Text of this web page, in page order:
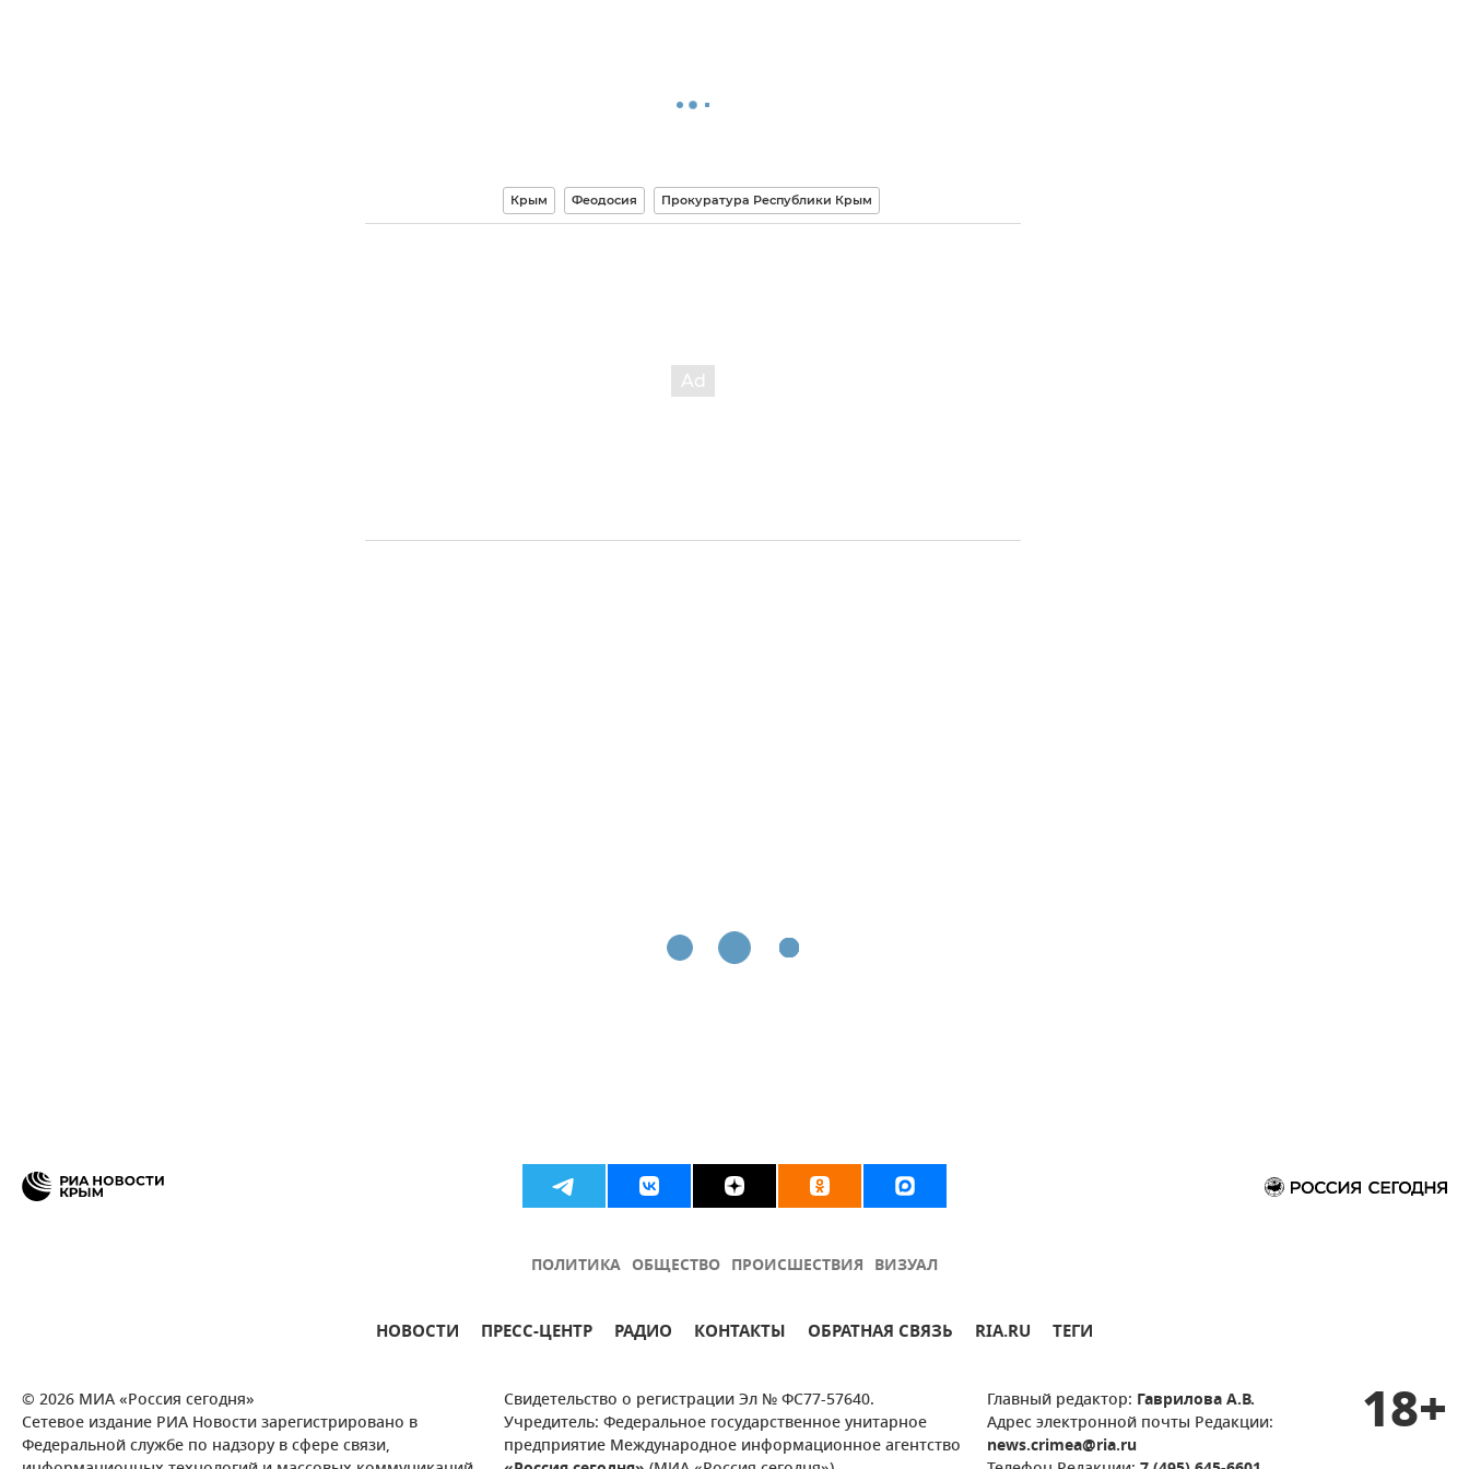
Крым Феодосия Прокуратура Республики Крым
ПОЛИТИКА ОБЩЕСТВО ПРОИСШЕСТВИЯ ВИЗУАЛ
НОВОСТИ ПРЕСС-ЦЕНТР РАДИО КОНТАКТЫ ОБРАТНАЯ СВЯЗЬ RIA.RU ТЕГИ
© 2026 МИА «Россия сегодня»
Сетевое издание РИА Новости зарегистрировано в
Федеральной службе по надзору в сфере связи,
Свидетельство о регистрации Эл № ФС77-57640.
Учредитель: Федеральное государственное унитарное
предприятие Международное информационное агентство
Главный редактор: Гаврилова А.В.
Адрес электронной почты Редакции:
news.crimea@ria.ru
18+